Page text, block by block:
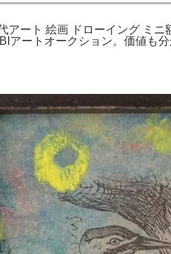
ート 絵画 ドローイング ミニ
ートオークション。価値も